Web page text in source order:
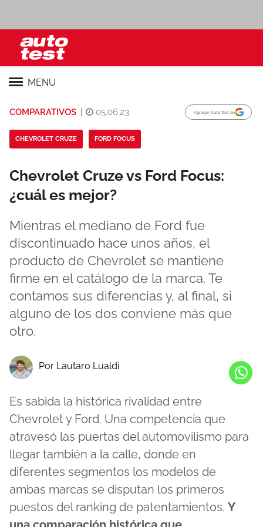
MENU
COMPARATIVOS 05.06.23 Agregar Auto Test en
CHEVROLET CRUZE FORD FOCUS
Chevrolet Cruze vs Ford Focus:
¿cuál es mejor?
Mientras el mediano de Ford fue
discontinuado hace unos años, el
producto de Chevrolet se mantiene
firme en el catálogo de la marca. Te
contamos sus diferencias y, al final, si
alguno de los dos conviene más que
otro.
Por Lautaro Lualdi
Es sabida la histórica rivalidad entre
Chevrolet y Ford. Una competencia que
atravesó las puertas del automovilismo para
llegar también a la calle, donde en
diferentes segmentos los modelos de
ambas marcas se disputan los primeros
puestos del ranking de patentamientos. Y